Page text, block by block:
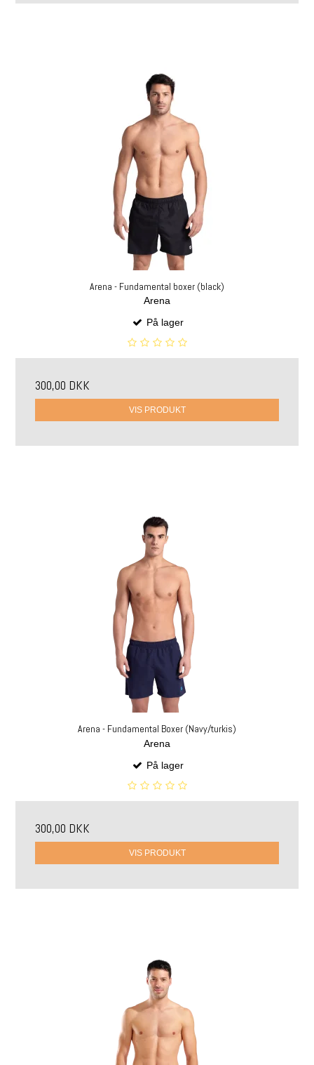
Arena - Fundamental boxer (black)
Arena
På lager
300,00 DKK
VIS PRODUKT
Arena - Fundamental Boxer (Navy/turkis)
Arena
På lager
300,00 DKK
VIS PRODUKT